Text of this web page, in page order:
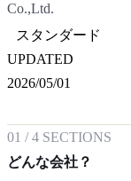
Co.,Ltd.
スタンダード
UPDATED
2026/05/01
01 /4 SECTIONS
どんな会社？